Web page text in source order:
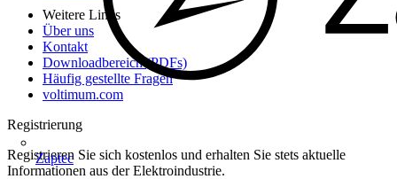
Zaptec
Weitere Links
Über uns
Kontakt
Downloadbereich (PDFs)
Häufig gestellte Fragen
voltimum.com
Registrierung
Registrieren Sie sich kostenlos und erhalten Sie stets aktuelle
Informationen aus der Elektroindustrie.